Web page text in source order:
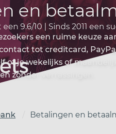
9.6/10 | Sinds 2011 een
en
een ruime keuze
tot creditcard,
of je wekelijks of
zonder verrassingen.
Betalingen en